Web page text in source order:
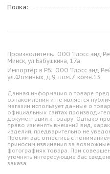
Полка
Производитель: ООО "Глосс энд
Минск, ул.Бабушкина, 17а
Импортёр в РБ: ООО "Глосс энд
ул.Фоминых, д.9, пом.7, комн.13
Данная информация о товаре
ознакомления и не является
магазин использует данные о
официальных сайтах
документации к товару. Однако
право изменять внешний вид,
изделий, предварительно не
Просим вас отнестись с
приносим извинения за
фотографиях товара. При
уточнять интересующие Вас
заказа.